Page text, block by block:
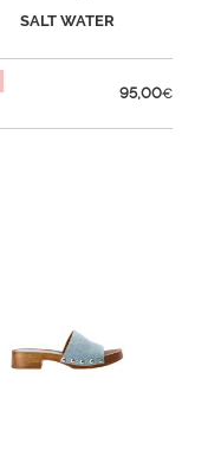
SALT WATER
95,00€